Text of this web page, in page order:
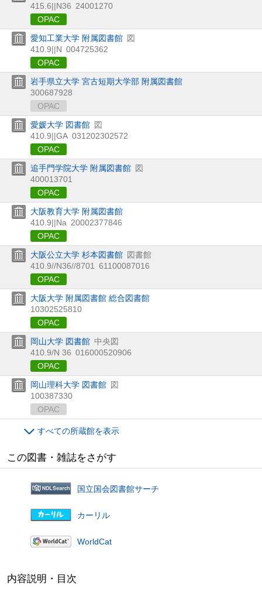
415.6||N36 24001270
OPAC
愛知工業大学 附属図書館 図
410.9||N 004725362
OPAC
岩手県立大学 宮古短期大学部 附属図書館
300687928
OPAC
愛媛大学 図書館 図
410.9||GA 031202302572
OPAC
追手門学院大学 附属図書館 図
400013701
OPAC
大阪教育大学 附属図書館
410.9||Na 20002377846
OPAC
大阪公立大学 杉本図書館 図書館
410.9//N36//8701
61100087016
OPAC
大阪大学 附属図書館 総合図書館
10302525810
OPAC
岡山大学 図書館 中央図
410.9/N 36 016000520906
OPAC
岡山理科大学 図書館 図
100387330
OPAC
すべての所蔵館を表示
この図書・雑誌をさがす
国立国会図書館サーチ
カーリル
WorldCat
内容説明・目次